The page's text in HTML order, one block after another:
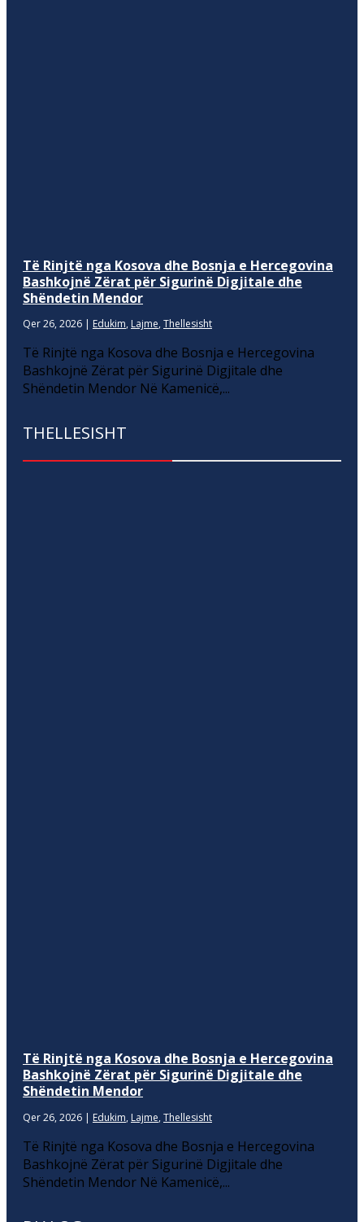
Të Rinjtë nga Kosova dhe Bosnja e Hercegovina
Bashkojnë Zërat për Sigurinë Digjitale dhe
Shëndetin Mendor
Qer 26, 2026 | Edukim, Lajme, Thellesisht
Të Rinjtë nga Kosova dhe Bosnja e Hercegovina
Bashkojnë Zërat për Sigurinë Digjitale dhe
Shëndetin Mendor Në Kamenicë,...
THELLESISHT
Të Rinjtë nga Kosova dhe Bosnja e Hercegovina
Bashkojnë Zërat për Sigurinë Digjitale dhe
Shëndetin Mendor
Qer 26, 2026 | Edukim, Lajme, Thellesisht
Të Rinjtë nga Kosova dhe Bosnja e Hercegovina
Bashkojnë Zërat për Sigurinë Digjitale dhe
Shëndetin Mendor Në Kamenicë,...